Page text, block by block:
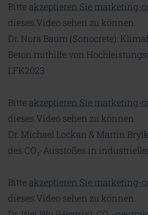
Bitte akzeptieren Sie marketing-
dieses Video sehen zu können.
Dr. Nora Baum (Sonocrete):
Beton mithilfe von
LFK2023
Bitte akzeptieren Sie marketing-
dieses Video sehen zu können.
Dr. Michael Lockan & Martin
des CO₂-Ausstoßes in
Bitte akzeptieren Sie marketing-
dieses Video sehen zu können.